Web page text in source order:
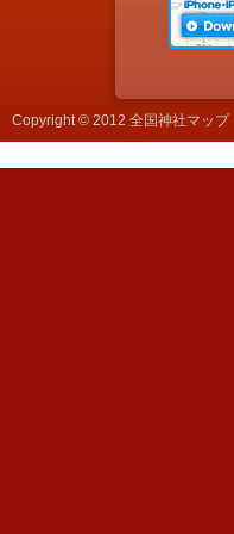
Copyright © 2012 全国神社マップ